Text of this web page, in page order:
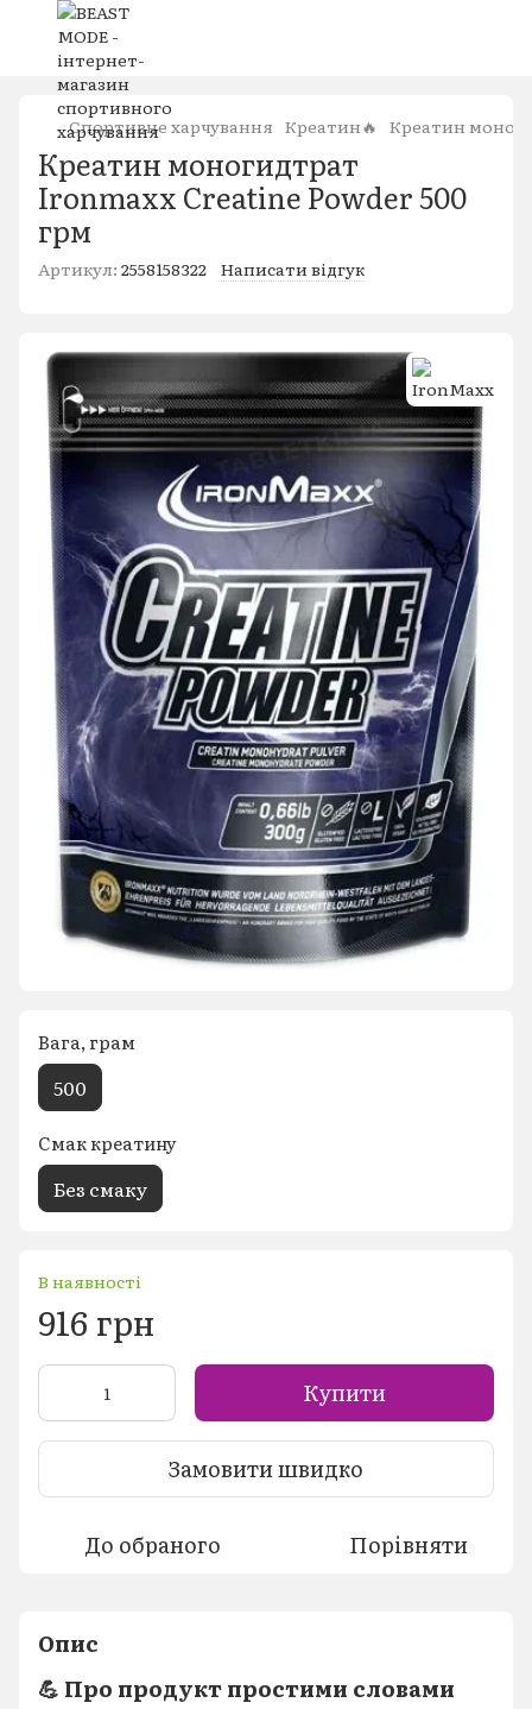
Спортивне харчування Креатин🔥 Креатин
Креатин моногидтрат
Ironmaxx Creatine Powder 500
грм
Артикул: 2558158322 Написати відгук
Вага, грам
500
Смак креатину
Без смаку
В наявності
916 грн
Купити
Замовити швидко
До обраного Порівняти
Опис
💪 Про продукт простими словами